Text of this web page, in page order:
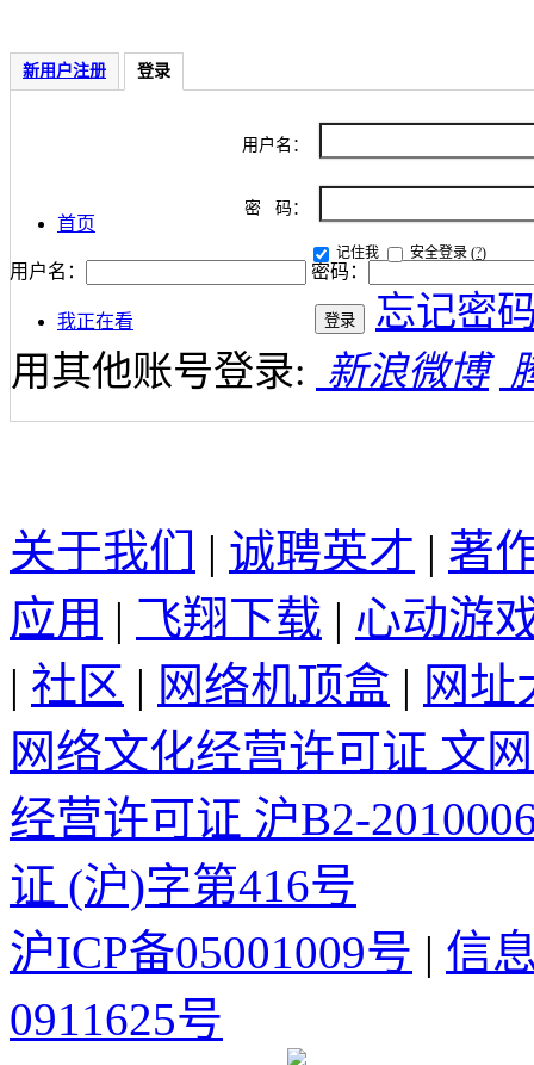
首页
用户名： 密码：
我正在看
新用户注册 登录
用户名：
密 码：
记住我 安全登录 (?)
忘记密
用其他账号登录: 新浪微博
关于我们 | 诚聘英才 | 著
应用 | 飞翔下载 | 心动游
| 社区 | 网络机顶盒 | 网址
网络文化经营许可证 文
经营许可证 沪B2-
证 (沪)字第416号
沪ICP备05001009号 | 信
0911625号